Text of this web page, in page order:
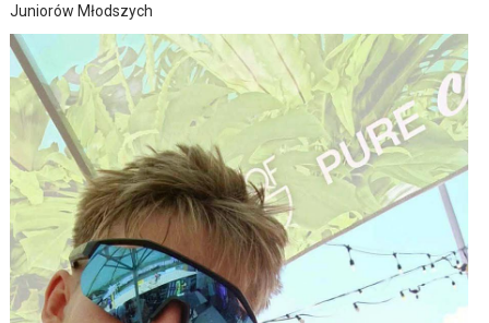
Juniorów Młodszych